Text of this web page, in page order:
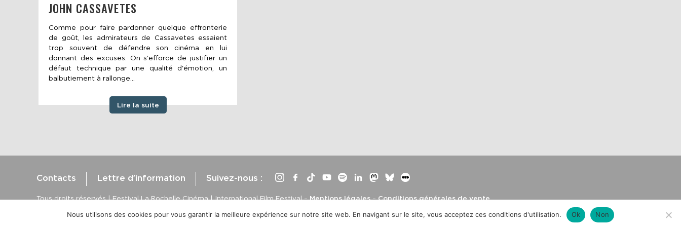
JOHN CASSAVETES
Comme pour faire pardonner quelque effronterie
de goût, les admirateurs de Cassavetes essaient
trop souvent de défendre son cinéma en lui
donnant des excuses. On s'efforce de justifier un
défaut technique par une qualité d'émotion, un
balbutiement à rallonge...
Lire la suite
Contacts Lettre d’information Suivez-nous :
Tous droits réservés | Festival La Rochelle Cinéma | International Film Festival –Mentions légales–Conditions générales de vente
Nous utilisons des cookies pour vous garantir la meilleure expérience sur notre site web. En navigant sur le site, vous acceptez ces conditions d'utilisation. Ok Non